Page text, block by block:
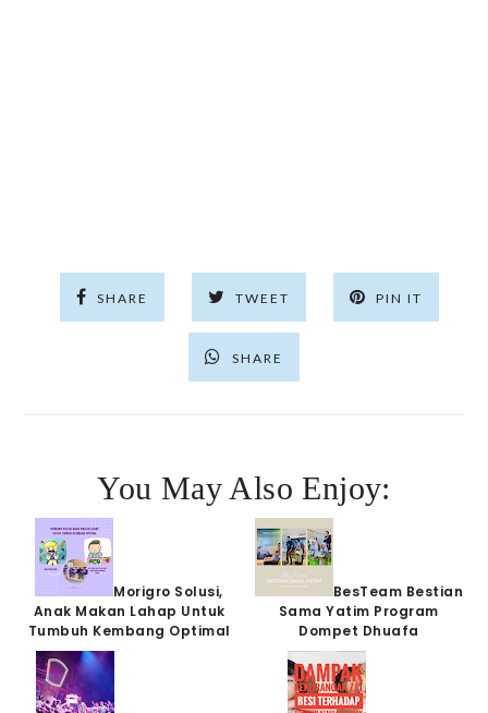
SHARE TWEET PIN IT
SHARE
You May Also Enjoy:
Morigro Solusi,
Anak Makan Lahap Untuk
Tumbuh Kembang Optimal
BesTeam Bestian
Sama Yatim Program
Dompet Dhuafa